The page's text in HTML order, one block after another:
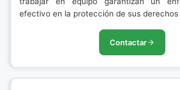
efectivo en la protección de sus derechos
Contactar